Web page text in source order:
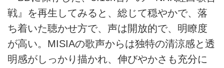
戦』を再生してみると、総じて穏やかで、落
ち着いた聴かせ方で、声は開放的で、明瞭度
が高い。MISIAの歌声からは独特の清涼感と透
明感がしっかり描かれ、伸びやかさも充分に